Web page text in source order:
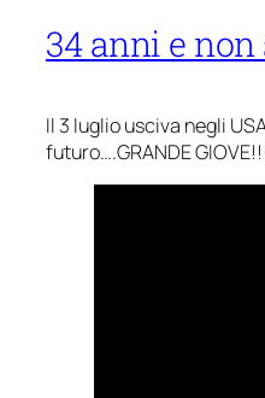
34 anni e
Il 3 luglio usciva negli
futuro….GRANDE GIOVE!!!